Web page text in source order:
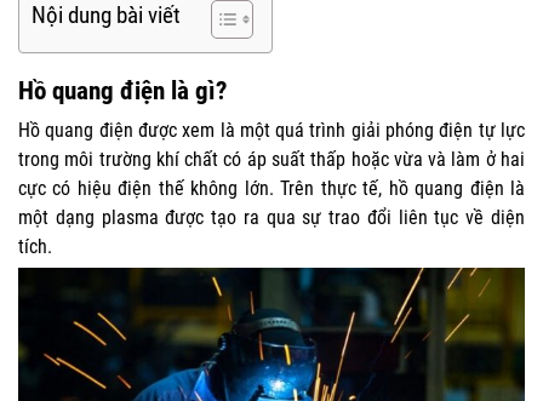
Nội dung bài viết
Hồ quang điện là gì?
Hồ quang điện được xem là một quá trình giải phóng điện tự lực
trong môi trường khí chất có áp suất thấp hoặc vừa và làm ở hai
cực có hiệu điện thế không lớn. Trên thực tế, hồ quang điện là
một dạng plasma được tạo ra qua sự trao đổi liên tục về diện
tích.